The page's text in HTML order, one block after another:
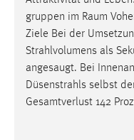
gruppen im Raum
Ziele Bei der
Strahlvolumens als
angesaugt. Bei
Düsenstrahls selbst
Gesamtverlust 142